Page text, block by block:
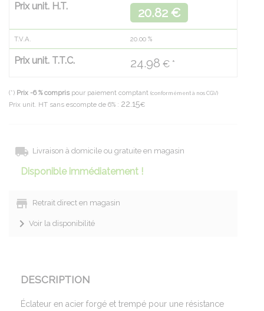
Prix unit. H.T. 20.82 €
T.V.A. 20.00 %
Prix unit. T.T.C. 24.98 € *
(*) Prix -6 % compris pour paiement comptant (conformément à nos CGV)
Prix unit. HT sans escompte de 6% : 22.15€
Livraison à domicile ou gratuite en magasin
Disponible immédiatement !
Retrait direct en magasin
Voir la disponibilité
DESCRIPTION
Éclateur en acier forgé et trempé pour une résistance